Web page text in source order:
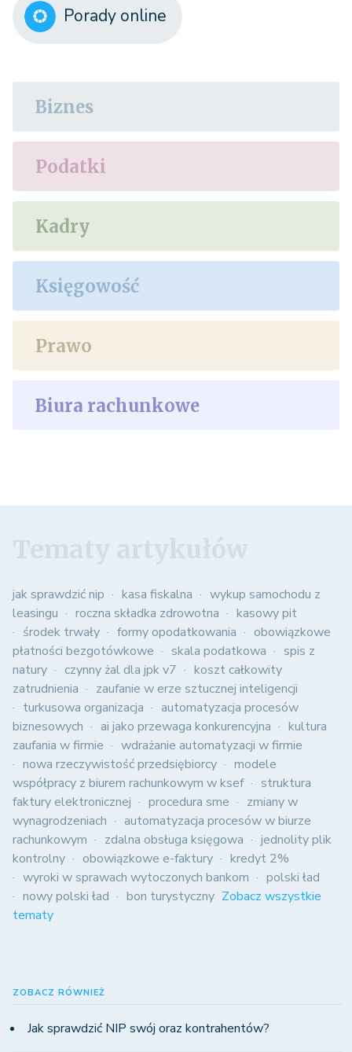
Porady online
Biznes
Podatki
Kadry
Księgowość
Prawo
Biura rachunkowe
jak sprawdzić nip kasa fiskalna
wykup samochodu z
leasingu
roczna składka zdrowotna
kasowy pit
środek trwały
formy opodatkowania
obowiązkowe
płatności bezgotówkowe
skala podatkowa
spis z
natury
czynny żal dla jpk v7
koszt całkowity
zatrudnienia
zaufanie w erze sztucznej inteligencji
turkusowa organizacja
automatyzacja procesów
biznesowych
ai jako przewaga konkurencyjna
kultura
zaufania w firmie
wdrażanie automatyzacji w firmie
nowa rzeczywistość przedsiębiorcy
modele
współpracy z biurem rachunkowym w ksef
struktura
faktury elektronicznej
procedura sme
zmiany w
wynagrodzeniach
automatyzacja procesów w biurze
rachunkowym
zdalna obsługa księgowa
jednolity plik
kontrolny
obowiązkowe e-faktury
kredyt 2%
wyroki w sprawach wytoczonych bankom
polski ład
nowy polski ład
bon turystyczny Zobacz wszystkie
tematy
ZOBACZ RÓWNIEŻ
Jak sprawdzić NIP swój oraz kontrahentów?